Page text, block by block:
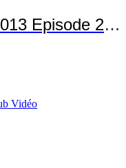
2 Highlights
Vidéo